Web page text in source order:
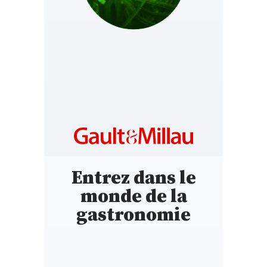
Entrez dans le
monde de la
gastronomie